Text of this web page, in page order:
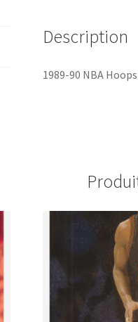
Description
1989-90 NBA